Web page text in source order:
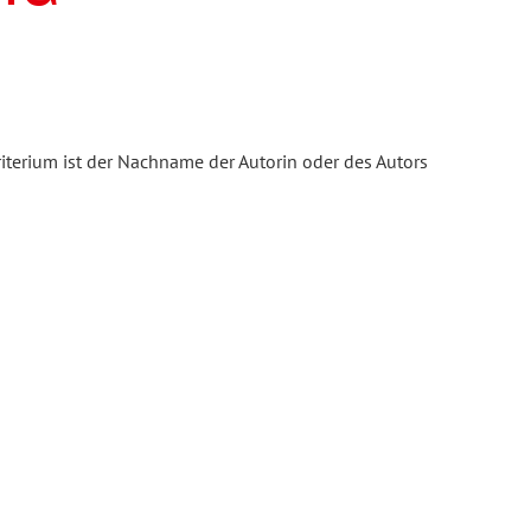
ist der Nachname der Autorin oder des Autors